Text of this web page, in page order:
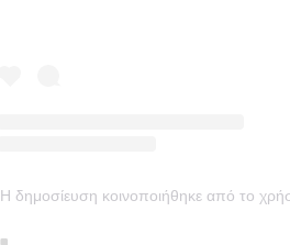
Η δημοσίευση κοινοποιήθηκε από το